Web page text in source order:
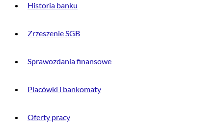
Historia banku
Zrzeszenie SGB
Sprawozdania finansowe
Placówki i bankomaty
Oferty pracy